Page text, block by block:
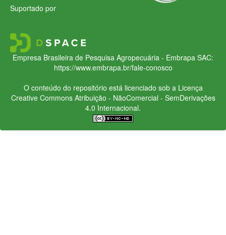
Suportado por
Empresa Brasileira de Pesquisa Agropecuária - Embrapa SAC:
https://www.embrapa.br/fale-conosco
O conteúdo do repositório está licenciado sob a Licença
Creative CommonsAtribuição - NãoComercial - SemDerivações
4.0 Internacional.